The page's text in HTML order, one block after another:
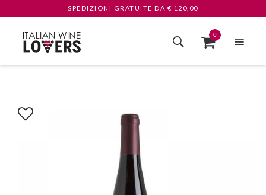
SPEDIZIONI GRATUITE DA € 120,00
0